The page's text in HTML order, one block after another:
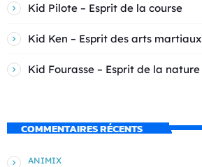
Kid Pilote – Esprit de la course
Kid Ken – Esprit des arts martiaux
Kid Fourasse – Esprit de la nature
COMMENTAIRES RÉCENTS
ANIMIX